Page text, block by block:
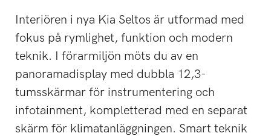
Interiören i nya Kia Seltos är utformad med
fokus på rymlighet, funktion och modern
teknik. I förarmiljön möts du av en
panoramadisplay med dubbla 12,3-
tumsskärmar för instrumentering och
infotainment, kompletterad med en separat
skärm för klimatanläggningen. Smart teknik